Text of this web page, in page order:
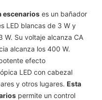
escenarios es un bañador
LED blancas de 3 W y
W. Su voltaje alcanza CA
alcanza los 400 W.
efecto
LED con cabezal
y otros lugares. Esta
permite un control